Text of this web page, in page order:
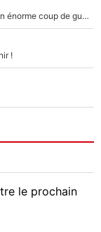
Victime de racisme contre Murray, Kyrgios pousse un énorme coup de gueule !
!
le prochain